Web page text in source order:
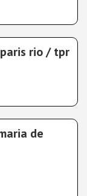
rio / tpr
de